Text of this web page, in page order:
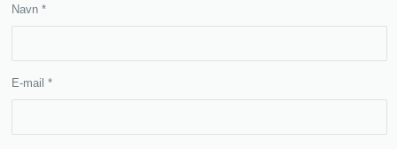
Navn*
E-mail*